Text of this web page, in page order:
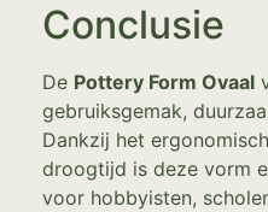
Conclusie
De Pottery Form Ovaal
gebruiksgemak,
Dankzij het
droogtijd is deze vorm
voor hobbyisten,